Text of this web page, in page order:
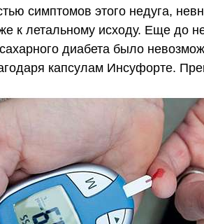
симптомов этого недуга,
к летальному исходу. Еще до
диабета было
капсулам Инсуфорте.